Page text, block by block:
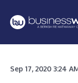
Sep 17, 2020 3:24